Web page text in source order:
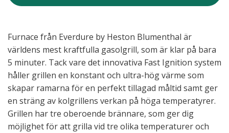
Furnace från Everdure by Heston Blumenthal är
världens mest kraftfulla gasolgrill, som är klar på bara
5 minuter. Tack vare det innovativa Fast Ignition system
håller grillen en konstant och ultra-hög värme som
skapar ramarna för en perfekt tillagad måltid samt ger
en sträng av kolgrillens verkan på höga temperatyrer.
Grillen har tre oberoende brännare, som ger dig
möjlighet för att grilla vid tre olika temperaturer och